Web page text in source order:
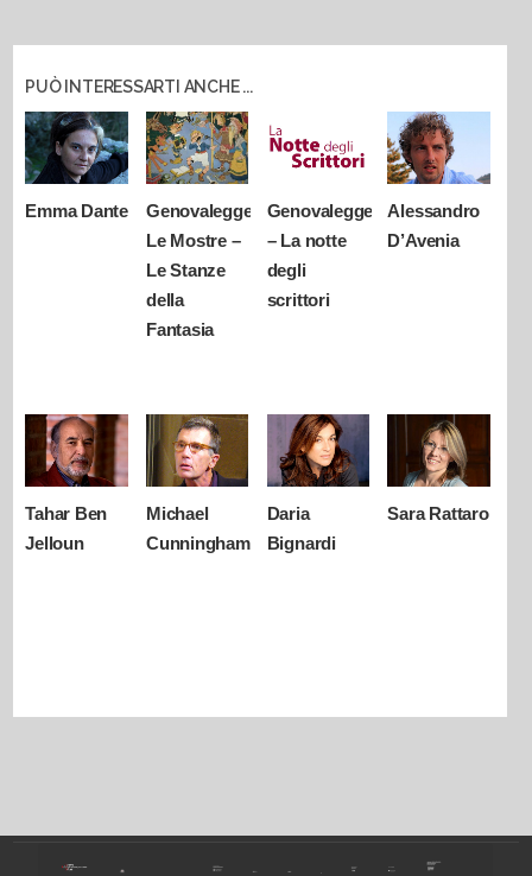
PUÒ INTERESSARTI ANCHE ...
Emma Dante
Genovalegge
Le Mostre –
Le Stanze
della
Fantasia
Genovalegge
– La notte
degli
scrittori
Alessandro
D’Avenia
Tahar Ben
Jelloun
Michael
Cunningham
Daria
Bignardi
Sara Rattaro